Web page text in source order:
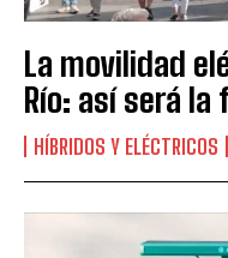
La movilidad
Río: así será la
HÍBRIDOS Y ELÉCTRICOS